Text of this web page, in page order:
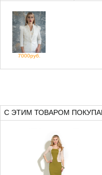
7000руб.
С ЭТИМ ТОВАРОМ